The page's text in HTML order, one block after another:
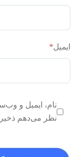
ایمیل*
نام، ایمیل و
نظر می‌دهم